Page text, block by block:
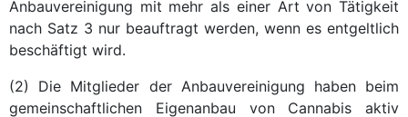
Anbauvereinigung mit mehr als einer Art von Tätigkeit
nach Satz 3 nur beauftragt werden, wenn es entgeltlich
beschäftigt wird.
(2) Die Mitglieder der Anbauvereinigung haben beim
gemeinschaftlichen Eigenanbau von Cannabis aktiv